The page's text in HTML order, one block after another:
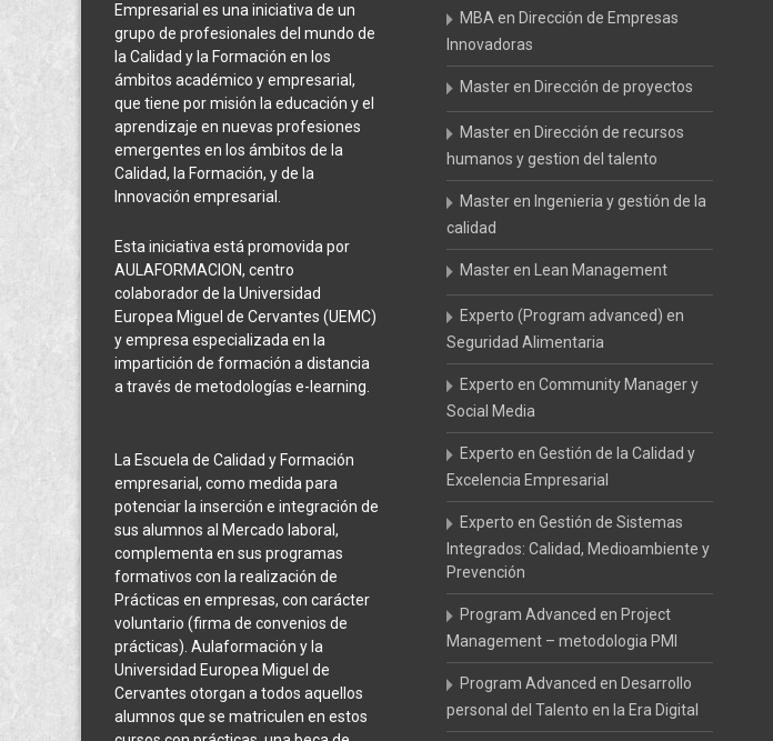
Empresarial es una iniciativa de un
grupo de profesionales del mundo de
la Calidad y la Formación en los
ámbitos académico y empresarial,
que tiene por misión la educación y el
aprendizaje en nuevas profesiones
emergentes en los ámbitos de la
Calidad, la Formación, y de la
Innovación empresarial.
Esta iniciativa está promovida por
AULAFORMACION, centro
colaborador de la Universidad
Europea Miguel de Cervantes (UEMC)
y empresa especializada en la
impartición de formación a distancia
a través de metodologías e-learning.
La Escuela de Calidad y Formación
empresarial, como medida para
potenciar la inserción e integración de
sus alumnos al Mercado laboral,
complementa en sus programas
formativos con la realización de
Prácticas en empresas, con carácter
voluntario (firma de convenios de
prácticas). Aulaformación y la
Universidad Europea Miguel de
Cervantes otorgan a todos aquellos
alumnos que se matriculen en estos
MBA en Dirección de Empresas
Innovadoras
Master en Dirección de proyectos
Master en Dirección de recursos
humanos y gestion del talento
Master en Ingenieria y gestión de la
calidad
Master en Lean Management
Experto (Program advanced) en
Seguridad Alimentaria
Experto en Community Manager y
Social Media
Experto en Gestión de la Calidad y
Excelencia Empresarial
Experto en Gestión de Sistemas
Integrados: Calidad, Medioambiente y
Prevención
Program Advanced en Project
Management – metodologia PMI
Program Advanced en Desarrollo
personal del Talento en la Era Digital